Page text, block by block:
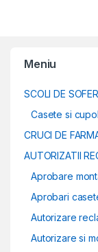
Meniu
SCOLI DE
Casete si
CRUCI DE
AUTORIZATII
Aprobare
Aprobari
Autorizare
Autorizare si